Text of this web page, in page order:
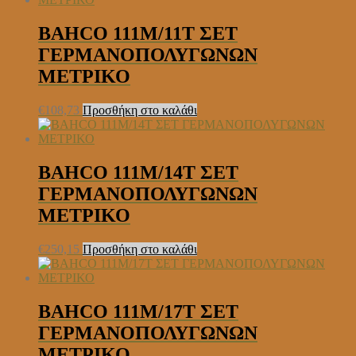
BAHCO 111M/11T ΣΕΤ
ΓΕΡΜΑΝΟΠΟΛΥΓΩΝΩΝ
ΜΕΤΡΙΚΟ
€108,73 Προσθήκη στο καλάθι
BAHCO 111M/14T ΣΕΤ
ΓΕΡΜΑΝΟΠΟΛΥΓΩΝΩΝ
ΜΕΤΡΙΚΟ
€250,15 Προσθήκη στο καλάθι
BAHCO 111M/17T ΣΕΤ
ΓΕΡΜΑΝΟΠΟΛΥΓΩΝΩΝ